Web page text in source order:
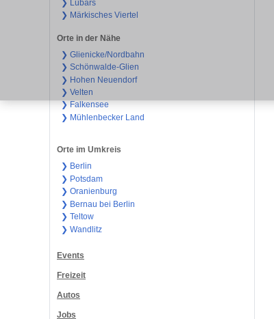
❯ Lübars
❯ Märkisches Viertel
Orte in der Nähe
❯ Glienicke/Nordbahn
❯ Schönwalde-Glien
❯ Hohen Neuendorf
❯ Velten
❯ Falkensee
❯ Mühlenbecker Land
Orte im Umkreis
❯ Berlin
❯ Potsdam
❯ Oranienburg
❯ Bernau bei Berlin
❯ Teltow
❯ Wandlitz
Events
Freizeit
Autos
Jobs